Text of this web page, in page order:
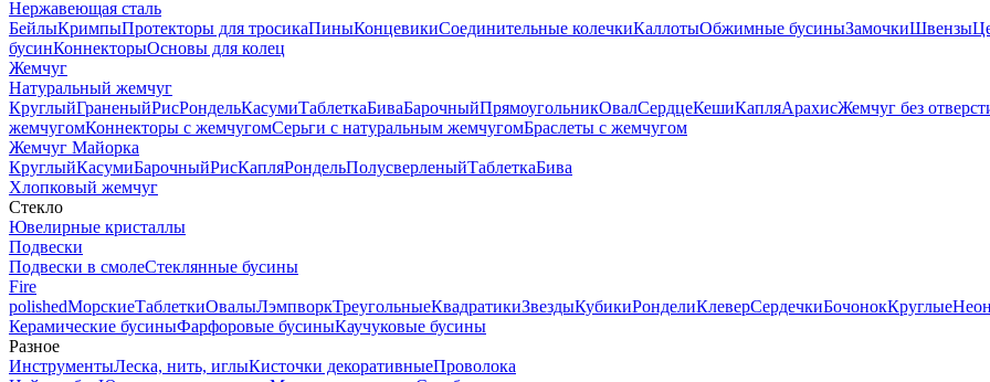
Нержавеющая сталь
БейлыКримпыПротекторы для тросикаПиныКонцевикиСоединительные колечкиКаллотыОбжимные бусиныЗамочкиШвензы
бусинКоннекторыОсновы для колец
Жемчуг
Натуральный жемчуг
КруглыйГраненыйРисРондельКасумиТаблеткаБиваБарочныйПрямоугольникОвалСердцеКешиКапляАрахисЖемчуг без
жемчугомКоннекторы с жемчугомСерьги с натуральным жемчугомБраслеты с жемчугом
Жемчуг Майорка
КруглыйКасумиБарочныйРисКапляРондельПолусверленыйТаблеткаБива
Хлопковый жемчуг
Стекло
Ювелирные кристаллы
Подвески
Подвески в смолеСтеклянные бусины
Fire
polishedМорскиеТаблеткиОвалыЛэмпворкТреугольныеКвадратикиЗвездыКубикиРонделиКлеверСердечкиБочонокКруглые
Керамические бусиныФарфоровые бусиныКаучуковые бусины
Разное
ИнструментыЛеска, нить, иглыКисточки декоративныеПроволока